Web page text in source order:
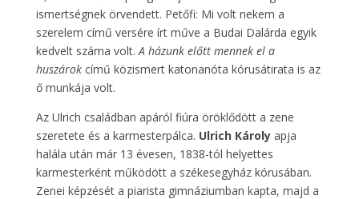
ismertségnek örvendett. Petőfi: Mi volt nekem a
szerelem című versére írt műve a Budai Dalárda egyik
kedvelt száma volt.A házunk előtt mennek el a
huszárokcímű közismert katonanóta kórusátirata is az
ő munkája volt.
Az Ulrich családban apáról fiúra öröklődött a zene
szeretete és a karmesterpálca. Ulrich Károlyapja
halála után már 13 évesen, 1838-tól helyettes
karmesterként működött a székesegyház kórusában.
Zenei képzését a piarista gimnáziumban kapta, majd a